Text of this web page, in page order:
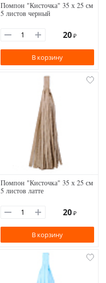
Помпон "Кисточка" 35 х 25 см
5 листов черный
20 ₽
В корзину
Помпон "Кисточка" 35 х 25 см
5 листов латте
20 ₽
В корзину